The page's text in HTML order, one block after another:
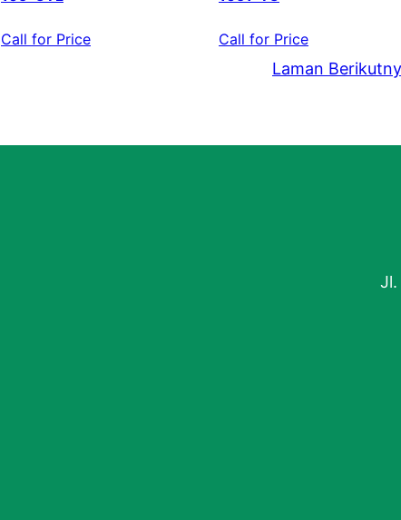
Call for Price Call for Price
Laman
Jl.